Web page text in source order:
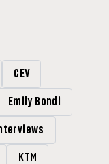
CEV
Emily Bondi
KTM